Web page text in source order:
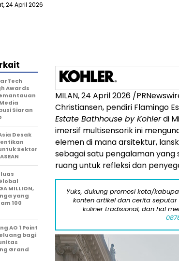
24 April 2026
MILAN,24 April 2026 /
Christiansen, pendiri Flamingo
Estate Bathhouse by Kohlerdi
imersif multisensorik ini
elemen di mana arsitektur,
sebagai satu pengalaman yang
ruang untuk refleksi dan
Yuks, dukung promosi kota/
konten artikel dan cerita
kuliner tradisional, dan hal
Awards
Siaran
Desak
Sektor
MILLION,
yang
100
AO 1 Point
bagi
Grand